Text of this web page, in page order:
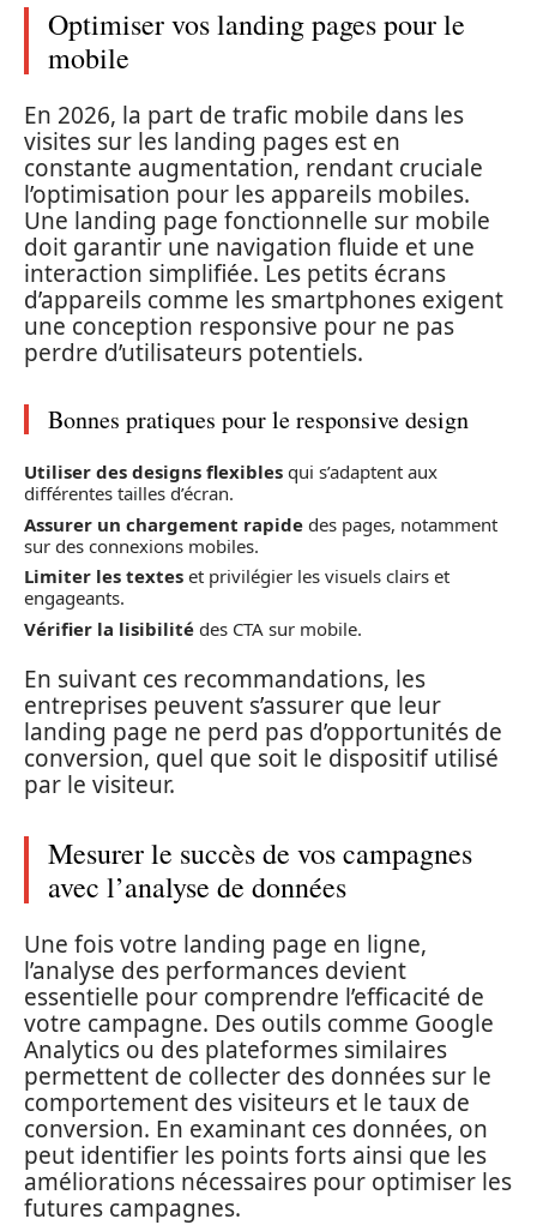
Optimiser vos landing pages pour le
mobile
En 2026, la part de trafic mobile dans les
visites sur les landing pages est en
constante augmentation, rendant cruciale
l’optimisation pour les appareils mobiles.
Une landing page fonctionnelle sur mobile
doit garantir une navigation fluide et une
interaction simplifiée. Les petits écrans
d’appareils comme les smartphones exigent
une conception responsive pour ne pas
perdre d’utilisateurs potentiels.
Bonnes pratiques pour le responsive design
Utiliser des designs flexibles qui s’adaptent aux
différentes tailles d’écran.
Assurer un chargement rapide des pages, notamment
sur des connexions mobiles.
Limiter les textes et privilégier les visuels clairs et
engageants.
Vérifier la lisibilité des CTA sur mobile.
En suivant ces recommandations, les
entreprises peuvent s’assurer que leur
landing page ne perd pas d’opportunités de
conversion, quel que soit le dispositif utilisé
par le visiteur.
Mesurer le succès de vos campagnes
avec l’analyse de données
Une fois votre landing page en ligne,
l’analyse des performances devient
essentielle pour comprendre l’efficacité de
votre campagne. Des outils comme Google
Analytics ou des plateformes similaires
permettent de collecter des données sur le
comportement des visiteurs et le taux de
conversion. En examinant ces données, on
peut identifier les points forts ainsi que les
améliorations nécessaires pour optimiser les
futures campagnes.